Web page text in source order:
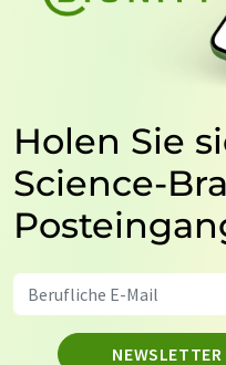
Holen Sie
Science-